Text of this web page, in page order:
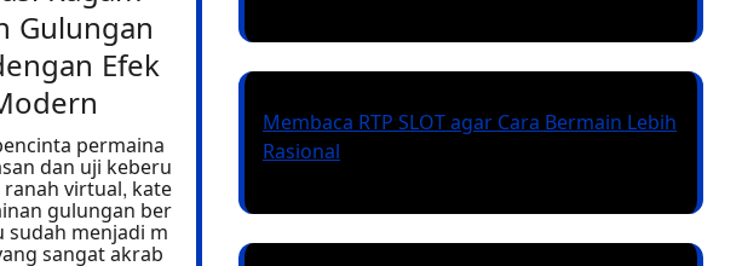
Gulungan
Efek
permaina
dan uji keberu
virtual, kate
gulungan ber
menjadi m
sangat akrab
Membaca RTP SLOT agar Cara Bermain Lebih
Rasional